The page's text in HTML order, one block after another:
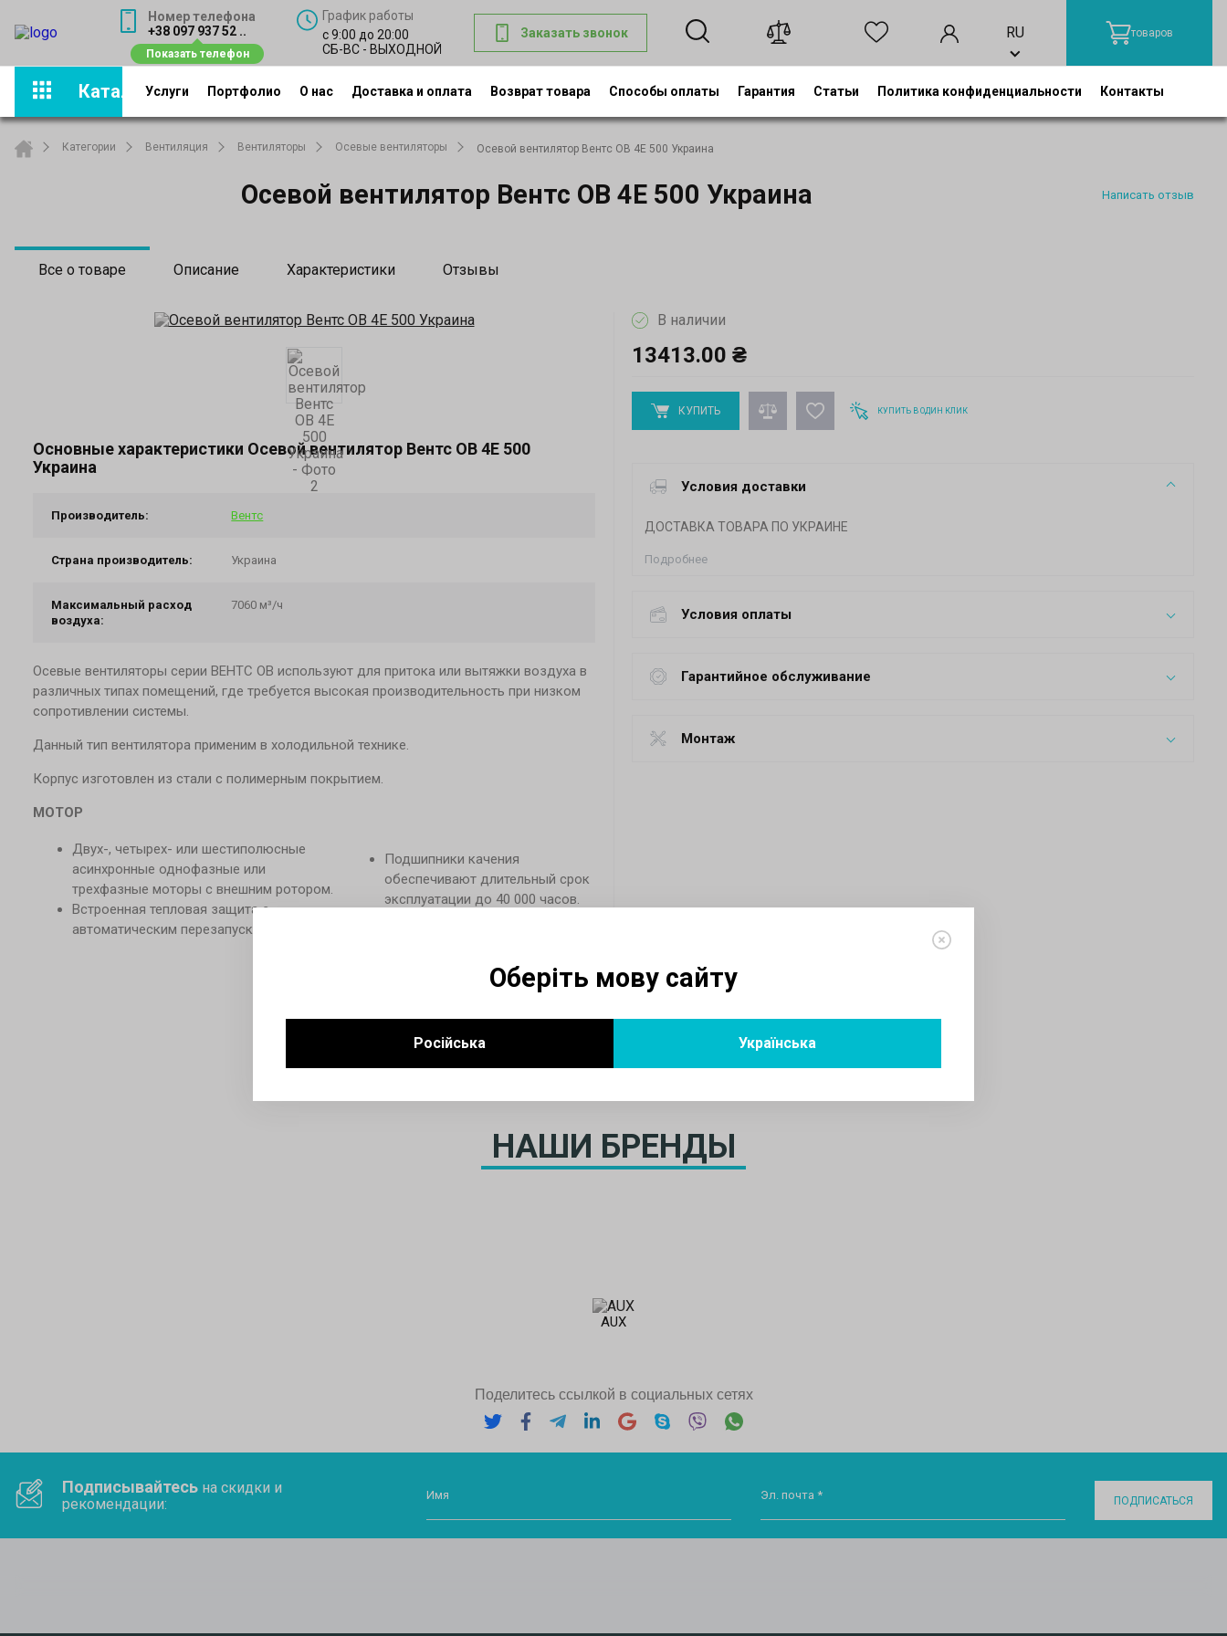
Оберіть мову сайту
Російська Українська
Номер телефона
+38 097 937 52 ..
График работы
с 9:00 до 20:00
СБ-ВС - ВЫХОДНОЙ
Заказать звонок RU товаров
Услуги Портфолио О нас Доставка и оплата Возврат товара Способы оплаты Гарантия Статьи Политика конфиденциальности Контакты
Каталог
Категории Вентиляция Вентиляторы Осевые вентиляторы Осевой вентилятор Вентс ОВ 4Е 500 Украина
Осевой вентилятор Вентс ОВ 4Е 500 Украина Написать отзыв
Все о товаре Описание Характеристики Отзывы
Основные характеристики Осевой вентилятор Вентс ОВ 4Е 500
Украина
Производитель: Вентс
Страна производитель: Украина
Максимальный расход
воздуха:
7060 м³/ч
Осевые вентиляторы серии ВЕНТС ОВ используют для притока или вытяжки воздуха в
различных типах помещений, где требуется высокая производительность при низком
сопротивлении системы.
Данный тип вентилятора применим в холодильной технике.
Корпус изготовлен из стали с полимерным покрытием.
МОТОР
Двух-, четырех- или шестиполюсные
асинхронные однофазные или
трехфазные моторы с внешним ротором.
Встроенная тепловая защита с
автоматическим перезапуском.
Подшипники качения
обеспечивают длительный срок
эксплуатации до 40 000 часов.
В наличии
13413.00 ₴
КУПИТЬ КУПИТЬ В ОДИН КЛИК
Условия доставки
ДОСТАВКА ТОВАРА ПО УКРАИНЕ
Подробнее
Условия оплаты
Гарантийное обслуживание
Монтаж
НАШИ БРЕНДЫ
AUX
Поделитесь ссылкой в социальных сетях
Подписывайтесьна скидки и
рекомендации:
Имя Эл. почта * ПОДПИСАТЬСЯ